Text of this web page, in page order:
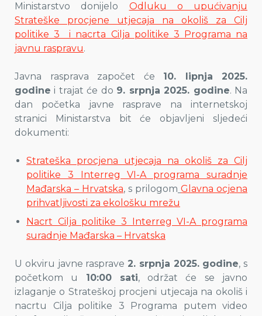
Ministarstvo donijelo Odluku o upućivanju
Strateške procjene utjecaja na okoliš za Cilj
politike 3 i nacrta Cilja politike 3 Programa na
javnu raspravu.
Javna rasprava započet će 10. lipnja 2025.
godine i trajat će do 9. srpnja 2025. godine. Na
dan početka javne rasprave na internetskoj
stranici Ministarstva bit će objavljeni sljedeći
dokumenti:
Strateška procjena utjecaja na okoliš za Cilj
politike 3 Interreg VI-A programa suradnje
Mađarska – Hrvatska, s prilogom Glavna ocjena
prihvatljivosti za ekološku mrežu
Nacrt Cilja politike 3 Interreg VI-A programa
suradnje Mađarska – Hrvatska
U okviru javne rasprave 2. srpnja 2025. godine, s
početkom u 10:00 sati, održat će se javno
izlaganje o Strateškoj procjeni utjecaja na okoliš i
nacrtu Cilja politike 3 Programa putem video